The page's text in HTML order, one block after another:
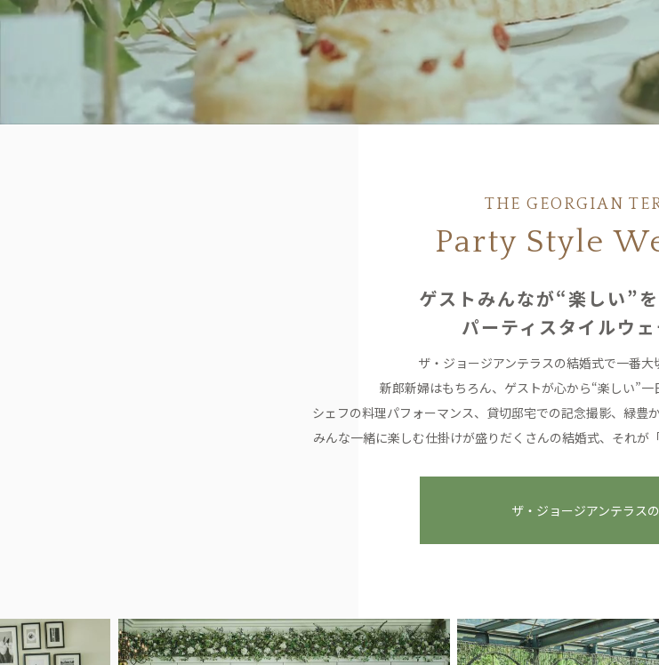
THE GEORGIAN
Party Style
ゲストみんなが“楽しい”
パーティスタイルウ
ザ・ジョージアンテラスの結婚式で一番大
新郎新婦はもちろん、 ゲストが心から“楽しい”一
シェフの料理パフォーマンス、貸切邸宅での記念撮影、 緑豊
みんな一緒に楽しむ仕掛けが盛りだくさんの結婚式、 それが
ザ・ジョージアンテラス